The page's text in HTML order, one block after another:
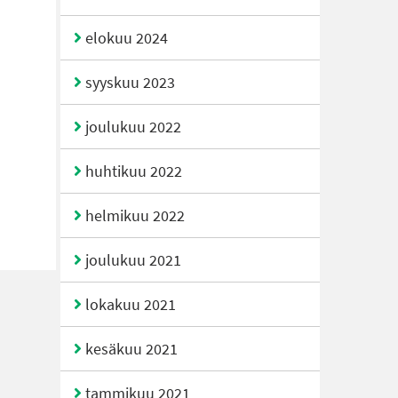
elokuu 2024
syyskuu 2023
joulukuu 2022
huhtikuu 2022
helmikuu 2022
joulukuu 2021
lokakuu 2021
kesäkuu 2021
tammikuu 2021